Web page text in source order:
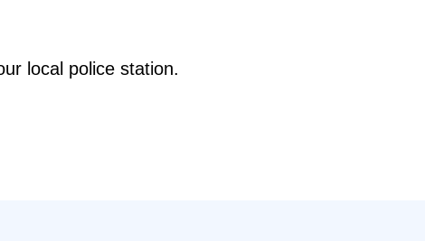
local police station.